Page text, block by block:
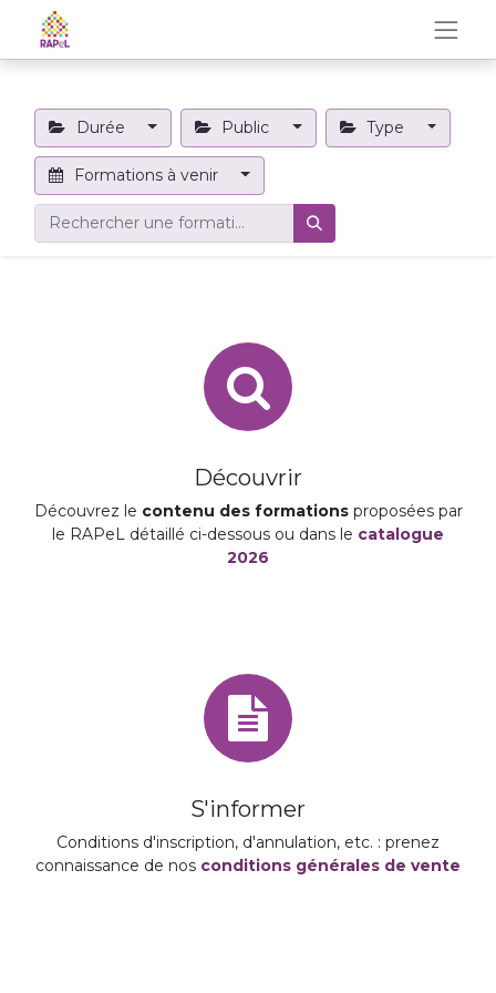
Durée Public Type
Formations à venir
Découvrir
Découvrez le contenu des formationsproposées par
le RAPeL détaillé ci-dessous ou dans le catalogue
2026
S'informer
Conditions d'inscription, d'annulation, etc. : prenez
connaissance de nos conditions générales de vente